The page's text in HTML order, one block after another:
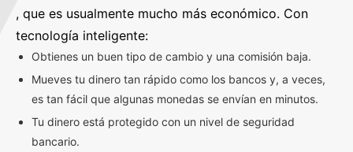
, que es usualmente mucho más económico. Con
tecnología inteligente:
Obtienes un buen tipo de cambio y una comisión baja.
Mueves tu dinero tan rápido como los bancos y, a veces,
es tan fácil que algunas monedas se envían en minutos.
Tu dinero está protegido con un nivel de seguridad
bancario.